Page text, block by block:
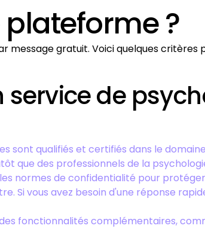
?
message gratuit. Voici quelques critères
service de
sont qualifiés et certifiés dans le
que des professionnels de la
normes de confidentialité pour
Si vous avez besoin d'une réponse
fonctionnalités complémentaires,